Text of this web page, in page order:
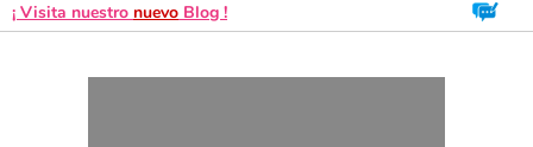
¡ Visita nuestro nuevo Blog !